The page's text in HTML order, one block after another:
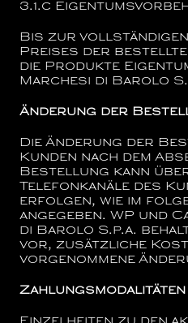
3.1.c
Bis zur
Preises der
die Produkte
Marchesi di Barolo
Änderung der
Die Änderung der
Kunden nach dem
Bestellung kann über
Telefonkanäle des
erfolgen, wie im
angegeben. WP und
di Barolo S.p.a.
vor, zusätzliche
vorgenommene
Zahlungsmodalitäten